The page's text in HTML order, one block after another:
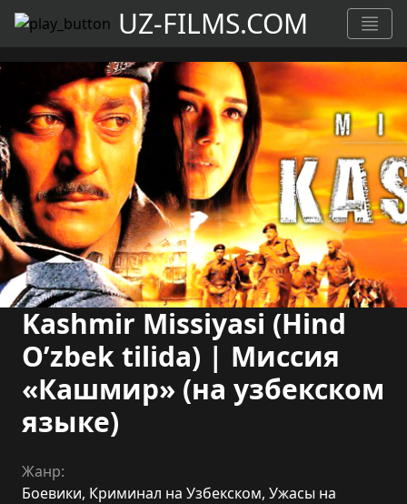
UZ-FILMS.COM
Kashmir Missiyasi (Hind
O’zbek tilida) | Миссия
«Кашмир» (на узбекском
языке)
Жанр:
Боевики, Криминал на Узбекском, Ужасы на